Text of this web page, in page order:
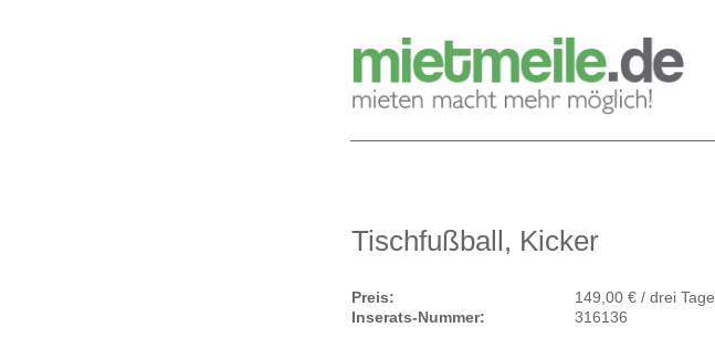
Tischfußball, Kicker
Preis:
149,00 € / drei Tage
Inserats-Nummer:
316136